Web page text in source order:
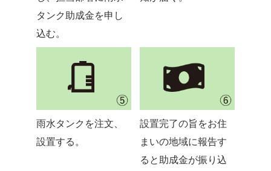
タンク助成金を申し
込む。
雨水タンクを注文、
設置する。
設置完了の旨をお住
まいの地域に報告す
ると助成金が振り込